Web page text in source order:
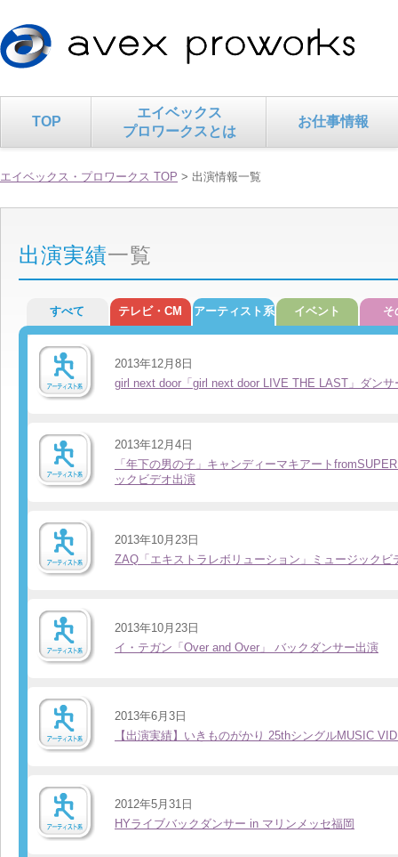
TOP
エイベックス
プロワークスとは
お仕事情報
エイベックス・プロワークス TOP > 出演情報一覧
出演実績一覧
すべて テレビ・CM アーティスト系 イベント そ
2013年12月8日
girl next door「girl next door LIVE THE LAST」ダンサ
2013年12月4日
「年下の男の子」キャンディーマキアート
ックビデオ出演
2013年10月23日
ZAQ「エキストラレボリューション」ミュージックビ
2013年10月23日
イ・テガン「Over and Over」 バックダンサー出演
2013年6月3日
【出演実績】いきものがかり 25thシングルMUSIC
2012年5月31日
HYライブバックダンサー in マリンメッセ福岡